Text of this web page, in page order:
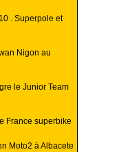
. Superpole et
Nigon au
le Junior Team
France superbike
Moto2 à Albacete